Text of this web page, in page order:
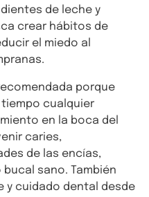
de leche y
crear hábitos de
el miedo al
porque
cualquier
en la boca del
caries,
de las encías,
sano. También
y cuidado dental desde